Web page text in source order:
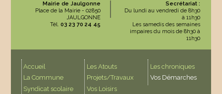
Mairie de Jaulgonne
Place de la Mairie - 02850
JAULGONNE
Tél. 03 23 70 24 45
Secrétariat :
Du lundi au vendredi de 8h30
à 11h30
Les samedis des semaines
impaires du mois de 8h30 à
11h30
Accueil
La Commune
Syndicat scolaire
Les Atouts
Projets/Travaux
Vos Loisirs
Les chroniques
Vos Démarches